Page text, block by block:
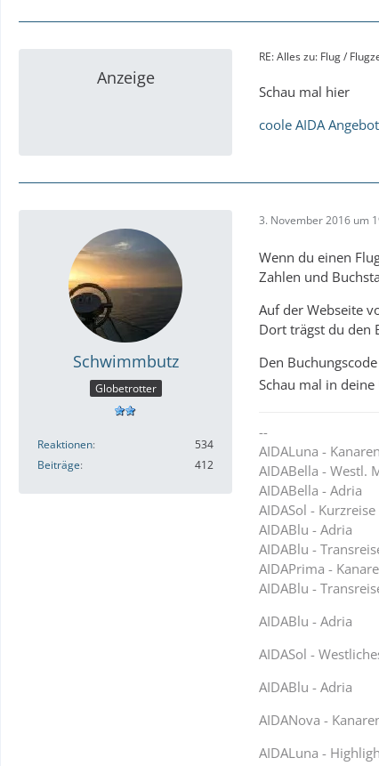
Anzeige
RE: Alles zu: Flug /
Schau mal hier
coole AIDA
Schwimmbutz
Globetrotter
Reaktionen
534
Beiträge
412
3. November 2016 um
Wenn du einen
Zahlen und
Auf der Webseite
Dort trägst du den
Den
Schau mal in deine
--
AIDALuna -
AIDABella - Westl.
AIDABella - Adria
AIDASol -
AIDABlu - Adria
AIDABlu -
AIDAPrima -
AIDABlu -
AIDABlu - Adria
AIDASol -
AIDABlu - Adria
AIDANova -
AIDALuna -